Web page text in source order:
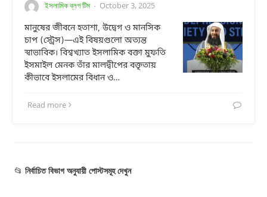
ইসলামিক ব্লগ টিম · October 3, 2025
মানুষের জীবনে হতাশা, উদ্বেগ ও মানসিক
চাপ (স্ট্রেস)—এই বিষয়গুলো অত্যন্ত
স্বাভাবিক। বিশ্বখ্যাত ইসলামিক বক্তা মুফতি
ইসমাইল মেনক তাঁর মালদ্বীপের বক্তৃতায়
কীভাবে ইসলামের বিধান ও…
Read more
📂 নির্বাচিত বিভাগ অনুযায়ী পোস্টসমূহ দেখুন